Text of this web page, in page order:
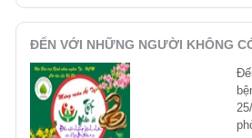
ĐẾN VỚI NHỮNG NGƯỜI KHÔNG